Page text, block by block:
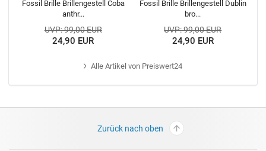
Fossil Brille Brillengestell Coba
anthr...
UVP: 99,00 EUR
24,90 EUR
Fossil Brille Brillengestell Dublin
bro...
UVP: 99,00 EUR
24,90 EUR
AlleArtikel von Preiswert24
Zurück nach oben